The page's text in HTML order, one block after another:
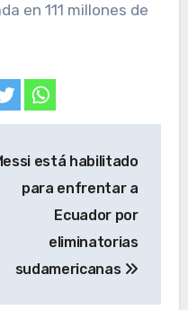
en 111 millones de
está habilitado
para enfrentar a
Ecuador por
eliminatorias
sudamericanas